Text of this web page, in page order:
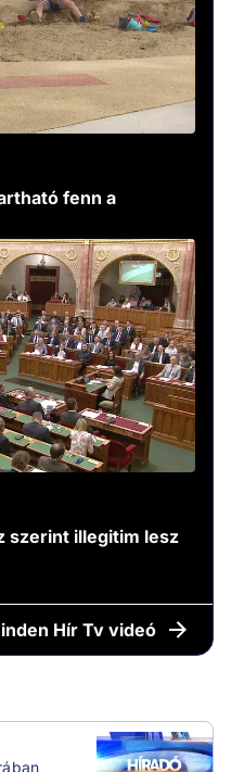
fenn a
szerint illegitim lesz
Hír Tv videó